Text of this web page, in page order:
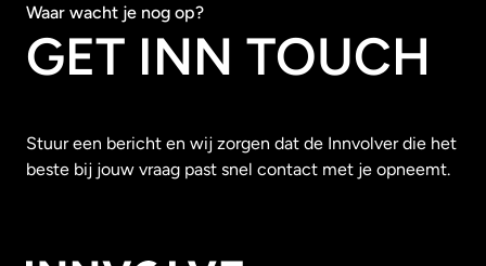
Waar wacht je nog op?
GET INN TOUCH
Stuur een bericht en wij zorgen dat de Innvolver die het
beste bij jouw vraag past snel contact met je opneemt.